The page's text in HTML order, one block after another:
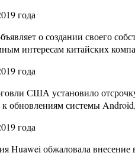
года
о создании своего
интересам китайских
года
США установило отсрочку
к обновлениям системы
года
Huawei обжаловала